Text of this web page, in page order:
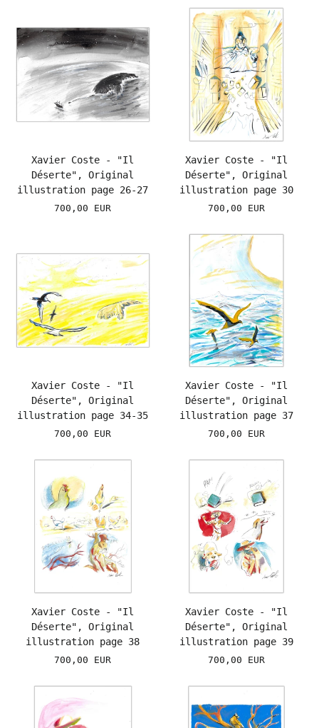
Xavier Coste - "Il
Déserte", Original
illustration page 26-27
700,00 EUR
Xavier Coste - "Il
Déserte", Original
illustration page 30
700,00 EUR
Xavier Coste - "Il
Déserte", Original
illustration page 34-35
700,00 EUR
Xavier Coste - "Il
Déserte", Original
illustration page 37
700,00 EUR
Xavier Coste - "Il
Déserte", Original
illustration page 38
700,00 EUR
Xavier Coste - "Il
Déserte", Original
illustration page 39
700,00 EUR